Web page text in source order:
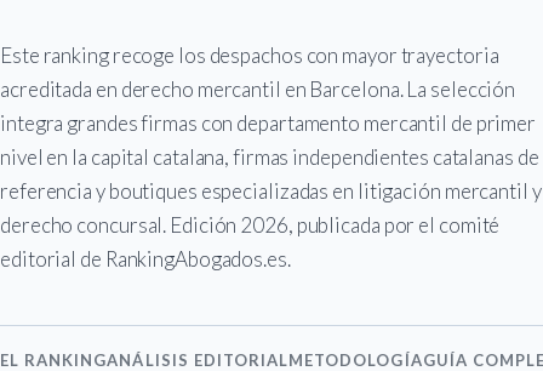
Ser evaluado
Este ranking recoge los despachos con mayor trayectoria
acreditada en derecho mercantil en Barcelona. La selección
integra grandes firmas con departamento mercantil de primer
nivel en la capital catalana, firmas independientes catalanas de
referencia y boutiques especializadas en litigación mercantil y
derecho concursal. Edición 2026, publicada por el comité
editorial de RankingAbogados.es.
EL RANKINGANÁLISIS EDITORIALMETODOLOGÍAGUÍA